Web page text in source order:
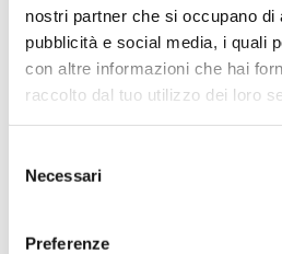
nostri partner che si occupano di
pubblicità e social media, i quali
con altre informazioni che hai
raccolto dal tuo utilizzo dei loro
delNecessari
Preferenze
Parole chiave
razzismo minoranze
Sudafrica